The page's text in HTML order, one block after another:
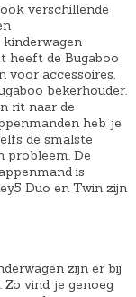
verschillende
heeft de Bugaboo
voor accessoires,
bekerhouder.
rit naar de
heb je
de smalste
probleem. De
is
Duo en Twin zijn
zijn er bij
Zo vind je genoeg